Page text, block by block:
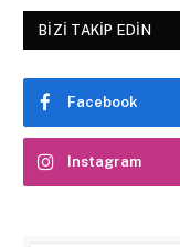
BIZI TAKIP EDIN
Facebook
Instagram